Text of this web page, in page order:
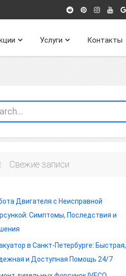
Контакты
Услуги
Свежие записи
Двигателя с Неисправной
Симптомы, Последствия и
в Санкт-Петербурге: Быстрая,
и Доступная Помощь 24/7